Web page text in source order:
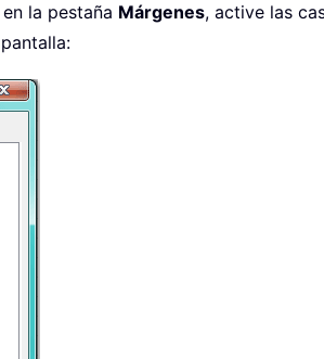
en la pestaña Márgenes, active las